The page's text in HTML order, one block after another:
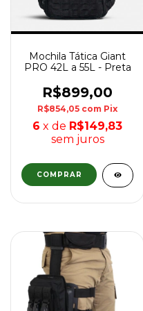
Mochila Tática Giant
PRO 42L a 55L - Preta
R$899,00
R$854,05 com Pix
6 x de R$149,83
sem juros